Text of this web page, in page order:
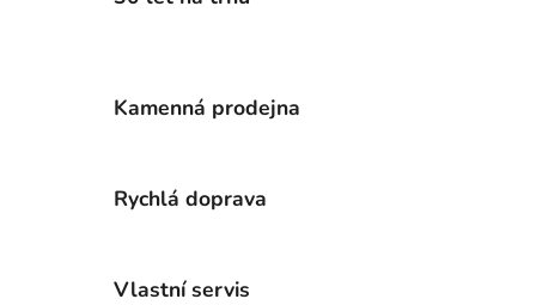
Kamenná prodejna
Rychlá doprava
Vlastní servis